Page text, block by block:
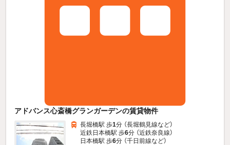
アドバンス心斎橋グランガーデンの賃貸物件
長堀橋駅 歩1分 （長堀鶴見線など）
近鉄日本橋駅 歩6分 （近鉄奈良線）
日本橋駅 歩6分 （千日前線など）